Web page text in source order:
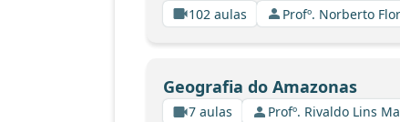
102 aulas Profº. Norberto
Geografia do Amazonas
7 aulas Profº. Rivaldo Lins